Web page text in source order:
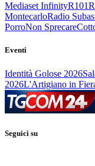
Mediaset InfinityR101
MontecarloRadio
PorroNon Sprecare
Eventi
Identità Golose 2026
2026L'Artigiano in
Seguici su